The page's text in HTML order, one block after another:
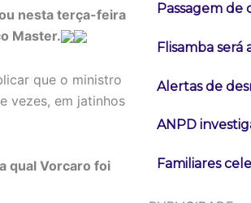
nesta terça-feira
Master.
que o ministro
vezes, em jatinhos
qual Vorcaro foi
Passagem
Flisamba
Alertas de
ANPD
Familiares